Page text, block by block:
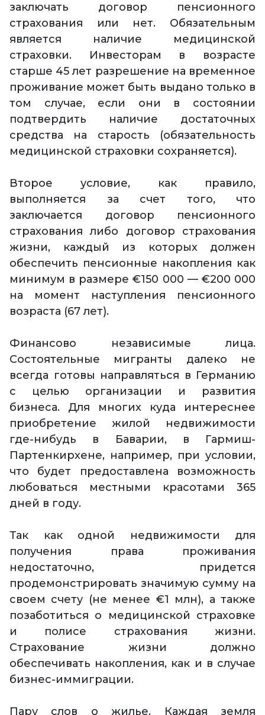
заключать договор пенсионного
страхования или нет. Обязательным
является наличие медицинской
страховки. Инвесторам в возрасте
старше 45 лет разрешение на временное
проживание может быть выдано только в
том случае, если они в состоянии
подтвердить наличие достаточных
средства на старость (обязательность
медицинской страховки сохраняется).
Второе условие, как правило,
выполняется за счет того, что
заключается договор пенсионного
страхования либо договор страхования
жизни, каждый из которых должен
обеспечить пенсионные накопления как
минимум в размере €150 000 — €200 000
на момент наступления пенсионного
возраста (67 лет).
Финансово независимые лица.
Состоятельные мигранты далеко не
всегда готовы направляться в Германию
с целью организации и развития
бизнеса. Для многих куда интереснее
приобретение жилой недвижимости
где-нибудь в Баварии, в Гармиш-
Партенкирхене, например, при условии,
что будет предоставлена возможность
любоваться местными красотами 365
дней в году.
Так как одной недвижимости для
получения права проживания
недостаточно, придется
продемонстрировать значимую сумму на
своем счету (не менее €1 млн), а также
позаботиться о медицинской страховке
и полисе страхования жизни.
Страхование жизни должно
обеспечивать накопления, как и в случае
бизнес-иммиграции.
Пару слов о жилье. Каждая земля